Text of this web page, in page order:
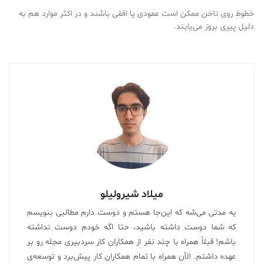
خطوط روی ناخن ممکن است عمودی یا افقی باشند و در اکثر موارد هم به
دلیل پیری بروز می‌یابند.
میلاد شیرولیلو
یه مدتی می‌شه که این‌جا هستم و دوست دارم مطالبی بنویسم
که شما دوست داشته باشید، حتا اگه خودم دوست نداشته
باشم! قبلاً همراه با چند نفر از همکاران کار سردبیری مجله رو بر
عهده داشتم. الآن همراه با تمام همکاران کار پیش‌برد و توسعه‌ی